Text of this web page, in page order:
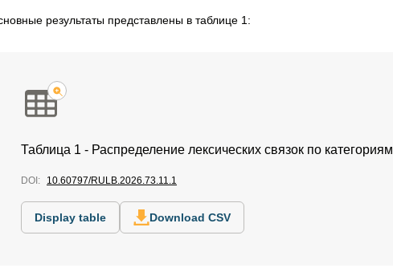
результаты представлены в таблице 1:
Таблица 1 - Распределение лексических связок по категориям
DOI: 10.60797/RULB.2026.73.11.1
Display table Download CSV